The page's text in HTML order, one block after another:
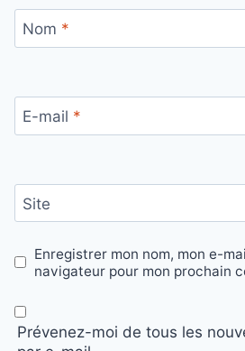
Nom *
E-mail *
Site
Enregistrer mon nom, mon e-
navigateur pour mon prochain
Prévenez-moi de tous les